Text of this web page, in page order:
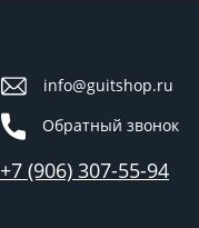
info@guitshop.ru
Обратный звонок
+7 (906) 307-55-94